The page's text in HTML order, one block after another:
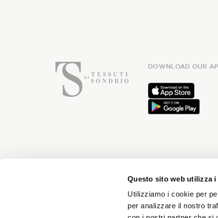
Questo sito web utilizza i
Utilizziamo i cookie per
per analizzare il nostro
DOWNLOAD OUR